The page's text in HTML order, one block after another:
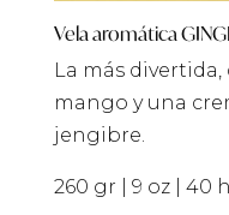
Vela aromática
La más
mango y una
jengibre.
260 gr | 9 oz | 40